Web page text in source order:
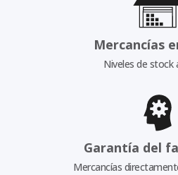
Mercancías
Niveles de stock
Garantía del
Mercancías